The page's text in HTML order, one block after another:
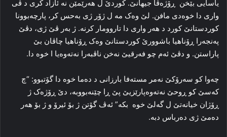
یاسایی بێخن ڕۆژه‌ڤا جیهانێ. کوردێ ل هه‌رێمێن نه‌ ئازاد کری د ڤی
واری دا‌ خوه‌دی مافن. لێ وه‌ک مه‌ ل ژۆر ژی به‌حس کر، پارچه‌بوونا
کوردستانێ کورد د هه‌ر واری دا‌ تاروومار کرنه‌. ژ به‌ر ڤێ ژی، دڤێ‌
په‌نجه‌را ڕۆناهیا باشوورێ کوردستانێ وه‌ک ڕۆناهیا چاڤان بێ
پاراستن. و دڤێ‌ ئه‌م چو فه‌رقیێ نه‌خن ناڤبه‌را نەتەوەیا ا خوه دا‌.
چەوا کو سه‌رۆکێ نەمر مسته‌فا بارزانی د ده‌ما خوه‌ دا‌ گۆتبوو: “چ
که‌سێ کو ڕوحێ نه‌ته‌وه‌پارێزیێ پێ ڕا‌ چێنه‌بووبه‌، دێ ڕۆژه‌ک ژ
ڕۆژان خیانەتێ ل گه‌لێ خوه‌ بکه‌” ئه‌ڤ گۆتن ژ بۆ ئیرۆ و ژ بۆ هه‌ر
ده‌مێ ژی ده‌رباس دبه‌.